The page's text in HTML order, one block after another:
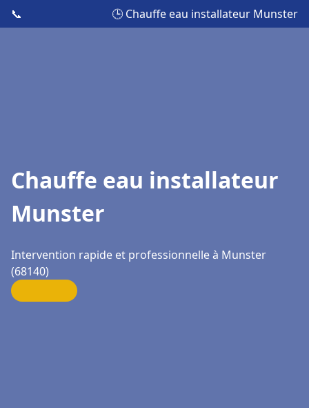
📞 🕒 Chauffe eau installateur Munster
Chauffe eau installateur
Munster
Intervention rapide et professionnelle à Munster
(68140)